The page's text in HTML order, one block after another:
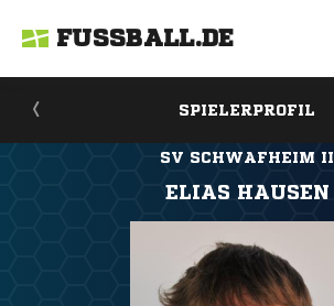
FUSSBALL.DE
SPIELERPROFIL
SV SCHWAFHEIM II
ELIAS HAUSEN